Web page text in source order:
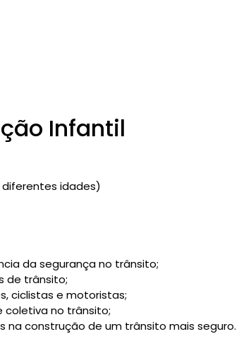
Infantil
idades)
da segurança no trânsito;
de trânsito;
ciclistas e motoristas;
coletiva no trânsito;
na construção de um trânsito mais seguro.